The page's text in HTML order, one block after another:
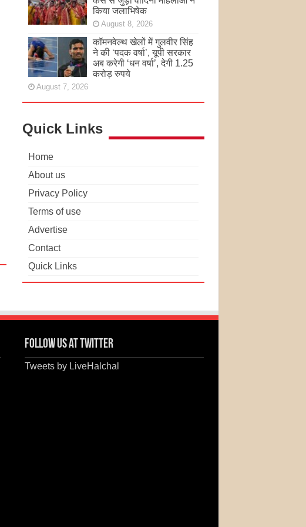
किया जलाभिषेक
August 8, 2026
कॉमनवेल्थ खेलों में गुलवीर सिंह
ने की ‘पदक वर्षा’, यूपी सरकार
अब करेगी ‘धन वर्षा’, देगी 1.25
करोड़ रुपये
August 7, 2026
Quick Links
Home
About us
Privacy Policy
Terms of use
Advertise
Contact
Quick Links
Follow us at Twitter
Tweets by LiveHalchal